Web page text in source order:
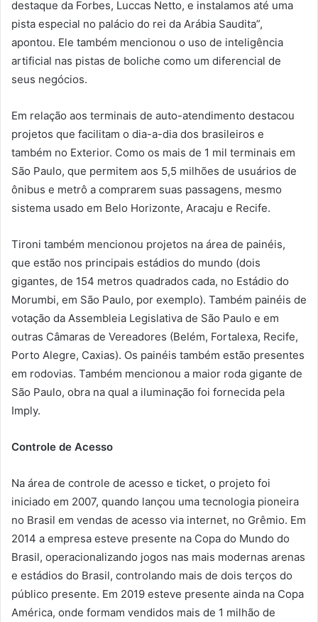
destaque da Forbes, Luccas Netto, e instalamos até uma
pista especial no palácio do rei da Arábia Saudita”,
apontou. Ele também mencionou o uso de inteligência
artificial nas pistas de boliche como um diferencial de
seus negócios.
Em relação aos terminais de auto-atendimento destacou
projetos que facilitam o dia-a-dia dos brasileiros e
também no Exterior. Como os mais de 1 mil terminais em
São Paulo, que permitem aos 5,5 milhões de usuários de
ônibus e metrô a comprarem suas passagens, mesmo
sistema usado em Belo Horizonte, Aracaju e Recife.
Tironi também mencionou projetos na área de painéis,
que estão nos principais estádios do mundo (dois
gigantes, de 154 metros quadrados cada, no Estádio do
Morumbi, em São Paulo, por exemplo). Também painéis de
votação da Assembleia Legislativa de São Paulo e em
outras Câmaras de Vereadores (Belém, Fortalexa, Recife,
Porto Alegre, Caxias). Os painéis também estão presentes
em rodovias. Também mencionou a maior roda gigante de
São Paulo, obra na qual a iluminação foi fornecida pela
Imply.
Controle de Acesso
Na área de controle de acesso e ticket, o projeto foi
iniciado em 2007, quando lançou uma tecnologia pioneira
no Brasil em vendas de acesso via internet, no Grêmio. Em
2014 a empresa esteve presente na Copa do Mundo do
Brasil, operacionalizando jogos nas mais modernas arenas
e estádios do Brasil, controlando mais de dois terços do
público presente. Em 2019 esteve presente ainda na Copa
América, onde formam vendidos mais de 1 milhão de